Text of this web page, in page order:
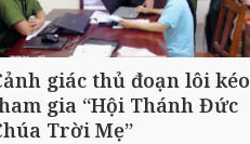
giác thủ đoạn lôi kéo
gia “Hội Thánh Đức
Trời Mẹ”